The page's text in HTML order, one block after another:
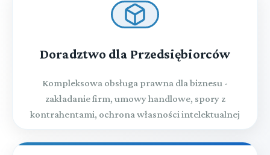
Doradztwo dla Przedsiębiorców
Kompleksowa obsługa prawna dla biznesu -
zakładanie firm, umowy handlowe, spory z
kontrahentami, ochrona własności intelektualnej